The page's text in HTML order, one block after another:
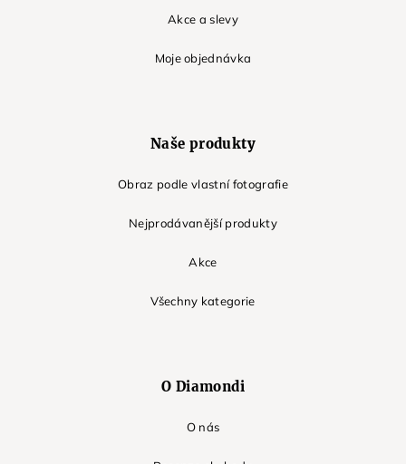
Akce a slevy
Moje objednávka
Naše produkty
Obraz podle vlastní fotografie
Nejprodávanější produkty
Akce
Všechny kategorie
O Diamondi
O nás